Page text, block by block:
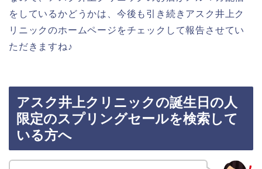
をしているかどうかは、今後も引き続きアスク井上ク
リニックのホームページをチェックして報告させてい
ただきますね♪
アスク井上クリニックの誕生日の人
限定のスプリングセールを検索して
いる方へ